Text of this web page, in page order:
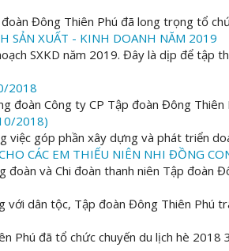
Đông Thiên Phú đã long trọng tổ
SẢN XUẤT - KINH DOANH NĂM 2019
SXKD năm 2019. Đây là dịp để tập
2018
Công ty CP Tập đoàn Đông Thiên
2018)
góp phần xây dựng và phát triển
CÁC EM THIẾU NIÊN NHI ĐỒNG
và Chi đoàn thanh niên Tập đoàn
với dân tộc, Tập đoàn Đông Thiên Phú
Phú đã tổ chức chuyến du lịch hè 2018